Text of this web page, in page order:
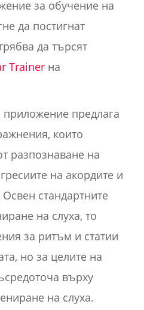
за обучение на
да постигнат
да търсят
Trainerна
предлага
които
разпознаване на
на акордите и
стандартните
на слуха, то
за ритъм и статии
но за целите на
върху
на слуха.